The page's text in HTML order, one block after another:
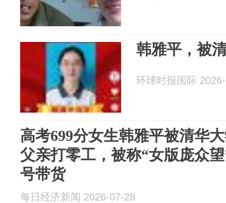
韩雅平，被
环球时报国际
高考699分女生韩雅平被清华
父亲打零工，被称“女版庞众
号带货
每日经济新闻 2026-07-28